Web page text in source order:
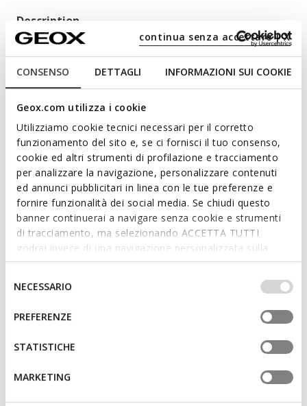
CONSENSO DETTAGLI INFORMAZIONI SUI COOKIE
Geox.com utilizza i cookie
Utilizziamo cookie tecnici necessari per il corretto
funzionamento del sito e, se ci fornisci il tuo consenso,
cookie ed altri strumenti di profilazione e tracciamento
per analizzare la navigazione, personalizzare contenuti
ed annunci pubblicitari in linea con le tue preferenze e
fornire funzionalità dei social media. Se chiudi questo
banner continuerai a navigare senza cookie e strumenti
di tracciamento, ma selezionando ACCETTA TUTTI
godrai invece di una navigazione personalizzata sulla
base dei tuoi gusti ed interessi. Selezionando
IMPOSTAZIONI potrai anche scegliere quali cookies ed
altri strumenti di tracciamento autorizzare. Per maggiori
informazioni o per modificare in qualsiasi momento le
tue impostazioni, visita la nostra
del
consenso
NECESSARIO
PREFERENZE
STATISTICHE
MARKETING
continua senza accettare | X
Description
Lightweight breathable court shoe for women set on a low
slender heel with an aesthetic that stands apart for its
modern elegance. It has been crafted from supple nappa in a
black palette and will be the ultimate way to complete office
looks or evening ensembles, cosseting feet with comfort and
a sensation of well-being. Kleopy is the perfect choice for
anyone seeking versatility and style, and it will lift your outfits
with refined flair.
ITEM CODE:
D55YBA000TUC9999
Read more
Features
Quick and easy to put on
Heel height: 7 cm / 2,8"
Slip-on design allows you to slide the foot in swiftly
Materials
Technologies